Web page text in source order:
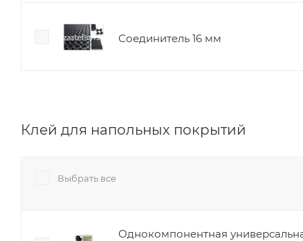
Соединитель 16 мм
Клей для напольных покрытий
Выбрать все
Однокомпонентная